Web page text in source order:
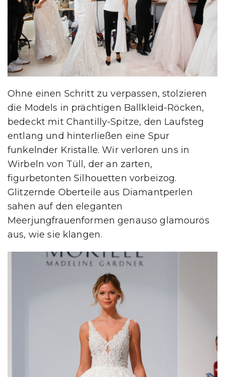
Ohne einen Schritt zu verpassen, stolzieren
die Models in prächtigen Ballkleid-Röcken,
bedeckt mit Chantilly-Spitze, den Laufsteg
entlang und hinterließen eine Spur
funkelnder Kristalle. Wir verloren uns in
Wirbeln von Tüll, der an zarten,
figurbetonten Silhouetten vorbeizog.
Glitzernde Oberteile aus Diamantperlen
sahen auf den eleganten
Meerjungfrauenformen genauso glamourös
aus, wie sie klangen.